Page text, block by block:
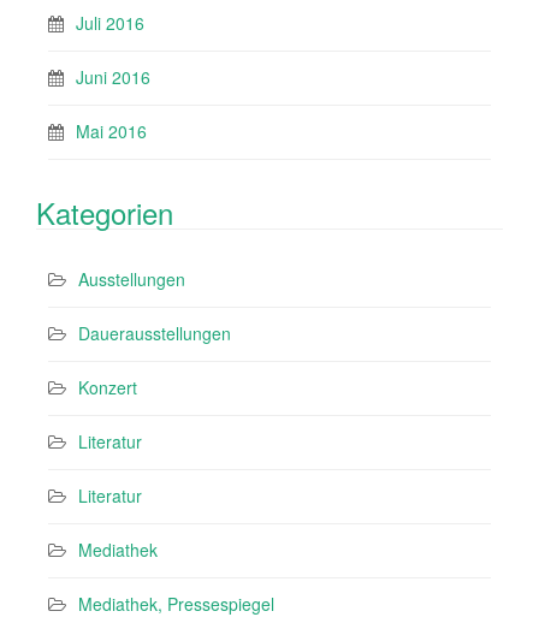
Juli 2016
Juni 2016
Mai 2016
Kategorien
Ausstellungen
Dauerausstellungen
Konzert
Literatur
Literatur
Mediathek
Mediathek, Pressespiegel